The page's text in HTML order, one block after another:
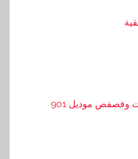
وفصفص موديل 901